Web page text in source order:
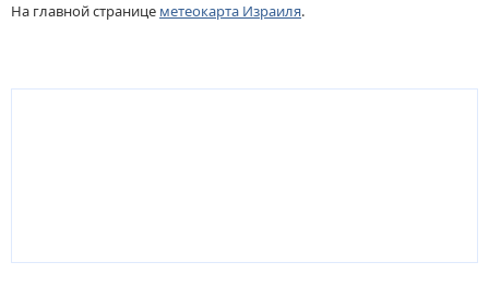
На главной странице метеокарта Израиля.